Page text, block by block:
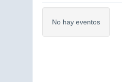
No hay eventos